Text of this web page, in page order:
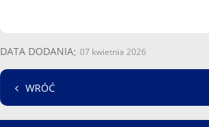
DATA DODANIA 07 kwietnia 2026
WRÓĆ